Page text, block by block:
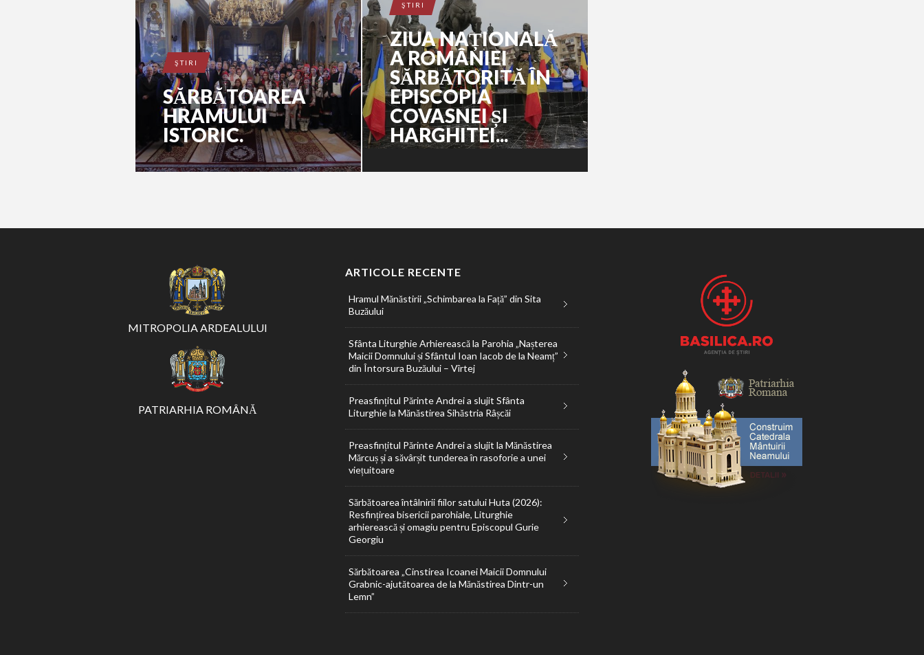
ŞTIRI
SĂRBĂTOAREA
HRAMULUI
ISTORIC.
ŞTIRI
ZIUA NAȚIONALĂ
A ROMÂNIEI
SĂRBĂTORITĂ ÎN
EPISCOPIA
COVASNEI ȘI
HARGHITEI...
MITROPOLIA ARDEALULUI
PATRIARHIA ROMÂNĂ
ARTICOLE RECENTE
Hramul Mănăstirii „Schimbarea la Față” din Sita
Buzăului
Sfânta Liturghie Arhierească la Parohia „Nașterea
Maicii Domnului și Sfântul Ioan Iacob de la Neamț”
din Întorsura Buzăului – Vîrtej
Preasfințitul Părinte Andrei a slujit Sfânta
Liturghie la Mănăstirea Sihăstria Râșcăi
Preasfințitul Părinte Andrei a slujit la Mănăstirea
Mărcuș și a săvârșit tunderea în rasoforie a unei
viețuitoare
Sărbătoarea întâlnirii fiilor satului Huta (2026):
Resfințirea bisericii parohiale, Liturghie
arhierească și omagiu pentru Episcopul Gurie
Georgiu
Sărbătoarea „Cinstirea Icoanei Maicii Domnului
Grabnic-ajutătoarea de la Mănăstirea Dintr-un
Lemn”